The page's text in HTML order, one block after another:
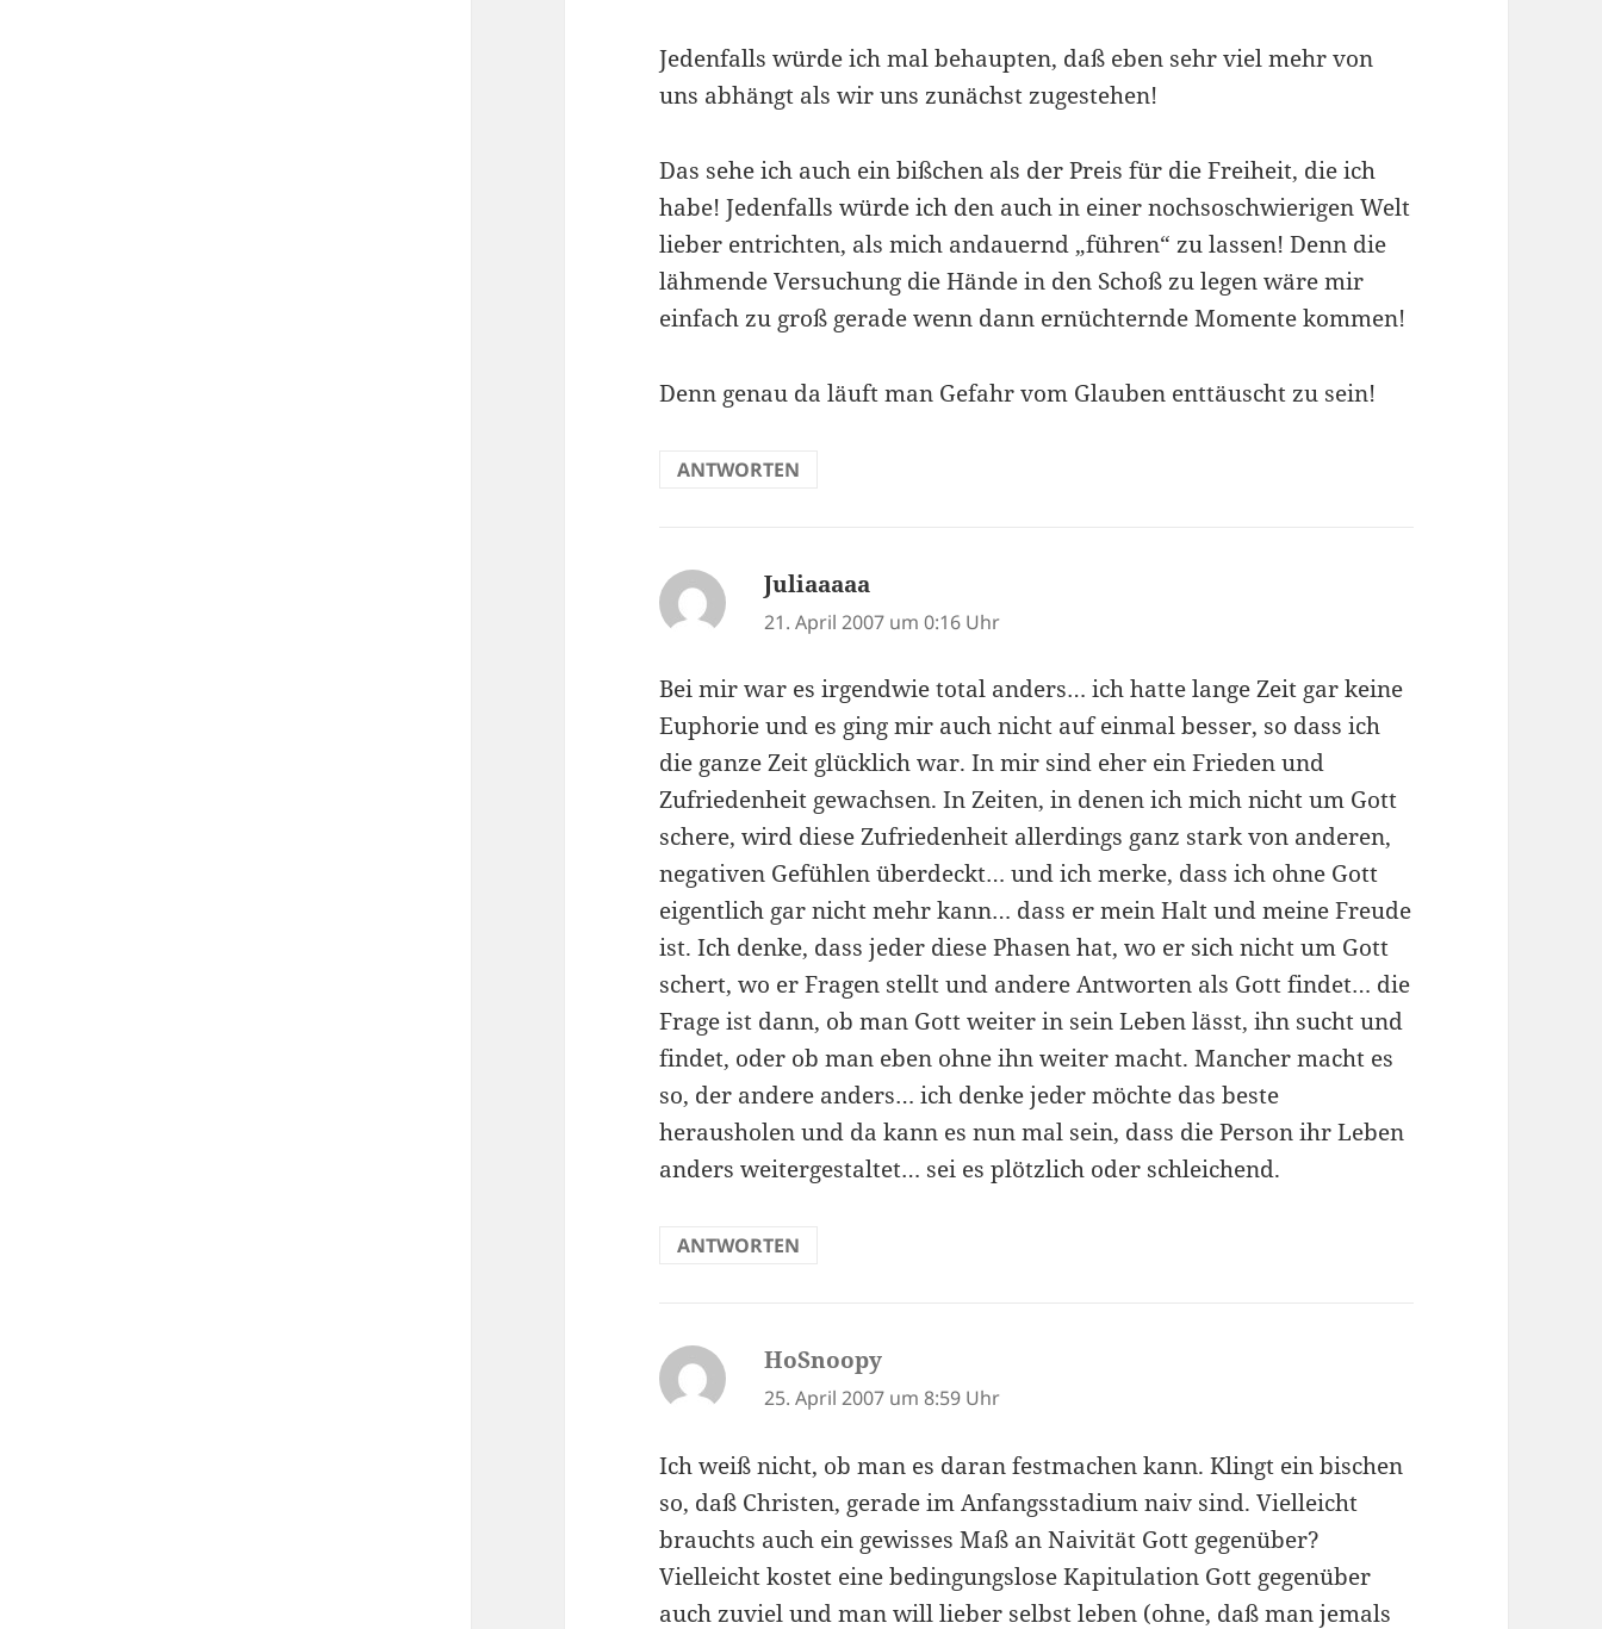
Jedenfalls würde ich mal behaupten, daß eben sehr viel mehr von
uns abhängt als wir uns zunächst zugestehen!
Das sehe ich auch ein bißchen als der Preis für die Freiheit, die ich
habe! Jedenfalls würde ich den auch in einer nochsoschwierigen Welt
lieber entrichten, als mich andauernd „führen“ zu lassen! Denn die
lähmende Versuchung die Hände in den Schoß zu legen wäre mir
einfach zu groß gerade wenn dann ernüchternde Momente kommen!
Denn genau da läuft man Gefahr vom Glauben enttäuscht zu sein!
ANTWORTEN
Juliaaaaa
21. April 2007 um 0:16 Uhr
Bei mir war es irgendwie total anders… ich hatte lange Zeit gar keine
Euphorie und es ging mir auch nicht auf einmal besser, so dass ich
die ganze Zeit glücklich war. In mir sind eher ein Frieden und
Zufriedenheit gewachsen. In Zeiten, in denen ich mich nicht um Gott
schere, wird diese Zufriedenheit allerdings ganz stark von anderen,
negativen Gefühlen überdeckt… und ich merke, dass ich ohne Gott
eigentlich gar nicht mehr kann… dass er mein Halt und meine Freude
ist. Ich denke, dass jeder diese Phasen hat, wo er sich nicht um Gott
schert, wo er Fragen stellt und andere Antworten als Gott findet… die
Frage ist dann, ob man Gott weiter in sein Leben lässt, ihn sucht und
findet, oder ob man eben ohne ihn weiter macht. Mancher macht es
so, der andere anders… ich denke jeder möchte das beste
herausholen und da kann es nun mal sein, dass die Person ihr Leben
anders weitergestaltet… sei es plötzlich oder schleichend.
ANTWORTEN
HoSnoopy
25. April 2007 um 8:59 Uhr
Ich weiß nicht, ob man es daran festmachen kann. Klingt ein bischen
so, daß Christen, gerade im Anfangsstadium naiv sind. Vielleicht
brauchts auch ein gewisses Maß an Naivität Gott gegenüber?
Vielleicht kostet eine bedingungslose Kapitulation Gott gegenüber
auch zuviel und man will lieber selbst leben (ohne, daß man jemals